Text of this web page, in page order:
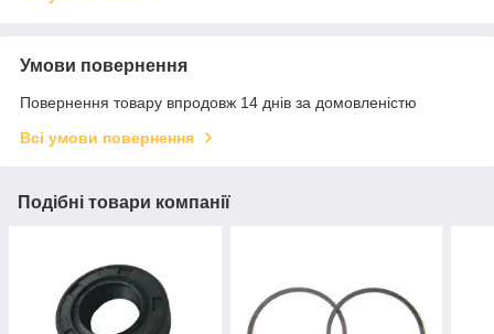
Умови повернення
Повернення товару впродовж 14 днів за домовленістю
Всі умови повернення
Подібні товари компанії